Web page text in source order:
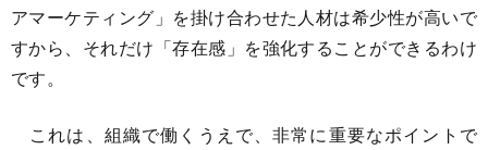
アマーケティング」を掛け合わせた人材は希少性が高いで
すから、それだけ「存在感」を強化することができるわけ
です。
これは、組織で働くうえで、非常に重要なポイントで